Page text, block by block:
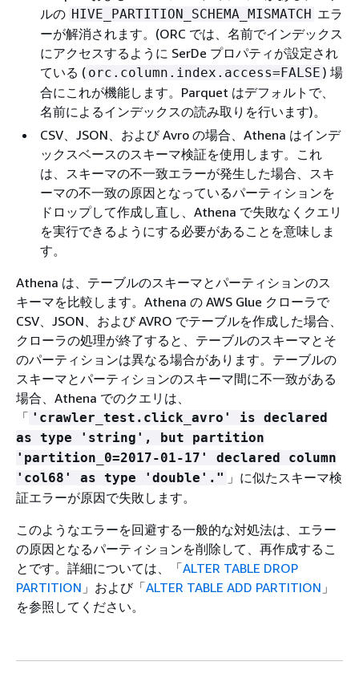
ルの HIVE_PARTITION_SCHEMA_MISMATCH エラ
ーが解消されます。(ORC では、名前でインデックス
にアクセスするように SerDe プロパティが設定され
ている ( orc.column.index.access=FALSE ) 場
合にこれが機能します。Parquet はデフォルトで、
名前によるインデックスの読み取りを行います)。
CSV、JSON、および Avro の場合、Athena はインデ
ックスベースのスキーマ検証を使用します。これ
は、スキーマの不一致エラーが発生した場合、スキ
ーマの不一致の原因となっているパーティションを
ドロップして作成し直し、Athena で失敗なくクエリ
を実行できるようにする必要があることを意味しま
す。
Athena は、テーブルのスキーマとパーティションのス
キーマを比較します。Athena の AWS Glue クローラで
CSV、JSON、および AVRO でテーブルを作成した場合、
クローラの処理が終了すると、テーブルのスキーマとそ
のパーティションは異なる場合があります。テーブルの
スキーマとパーティションのスキーマ間に不一致がある
場合、Athena でのクエリは、
「 'crawler_test.click_avro' is declared
as type 'string', but partition
'partition_0=2017-01-17' declared column
'col68' as type 'double'." 」に似たスキーマ検
証エラーが原因で失敗します。
このようなエラーを回避する一般的な対処法は、エラー
の原因となるパーティションを削除して、再作成するこ
とです。詳細については、「ALTER TABLE DROP
PARTITION 」および「ALTER TABLE ADD PARTITION 」
を参照してください。